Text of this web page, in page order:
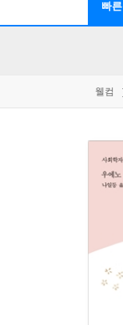
빠
웰컴